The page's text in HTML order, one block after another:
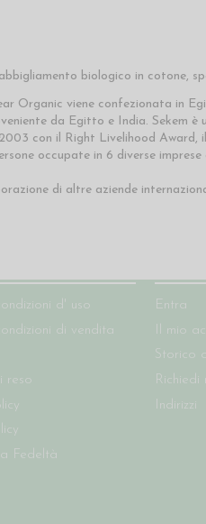
biologico in cotone,
Organic viene confezionata in
da Egitto e India. Sekem
con il Right Livelihood
occupate in 6 diverse
di altre aziende
d' uso
di vendita
reso
Fedeltà
Entra
Il mio
Storico
Richiedi
Indirizzi